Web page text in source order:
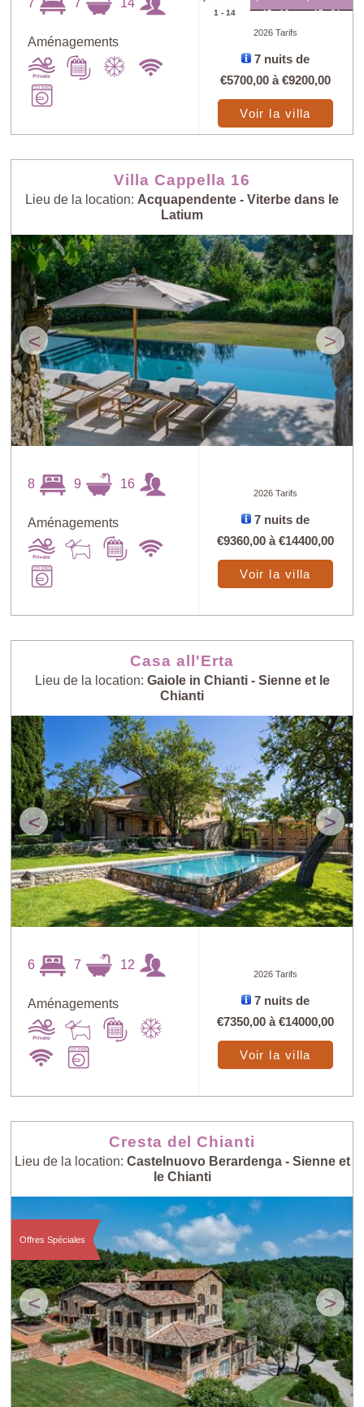
au petit bonheur Prix: - > +
personnes: - > +
Nombre de
personnes: + > -
Villas les plus
récentes
7 7 14
Aménagements
1 - 14
15 - 16
17 - 24
2026 Tarifs
7 nuits de
€5700,00 à€9200,00
Voir la villa
Villa Cappella 16
Lieu de la location: Acquapendente - Viterbe dans le
Latium
< >
8 9 16
Aménagements
2026 Tarifs
7 nuits de
€9360,00 à€14400,00
Voir la villa
Casa all'Erta
Lieu de la location: Gaiole in Chianti - Sienne et le
Chianti
< >
6 7 12
Aménagements
2026 Tarifs
7 nuits de
€7350,00 à€14000,00
Voir la villa
Cresta del Chianti
Lieu de la location: Castelnuovo Berardenga - Sienne et
le Chianti
< >
Offres Spéciales